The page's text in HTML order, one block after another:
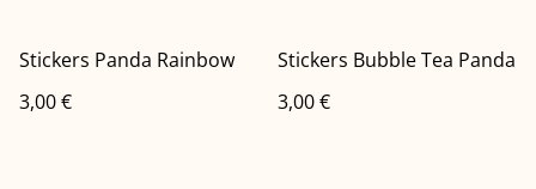
Stickers Panda Rainbow
3,00 €
Stickers Bubble Tea Panda
3,00 €